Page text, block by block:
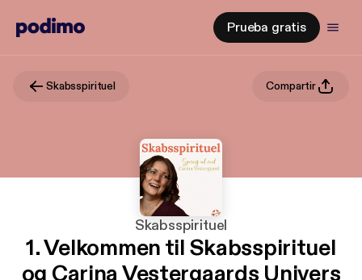
Prueba gratis
Skabsspirituel Compartir
Skabsspirituel
1. Velkommen til Skabsspirituel
og Carina Vestergaards Univers